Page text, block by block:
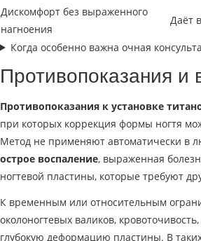
Дискомфорт без выраженного
нагноения
Даёт
Когда особенно важна очная
Противопоказания и
Противопоказания к установке
при которых коррекция формы ногтя
Метод не применяют автоматически в
острое воспаление, выраженная
ногтевой пластины, которые требуют
К временным или относительным
околоногтевых валиков,
глубокую деформацию пластины. В